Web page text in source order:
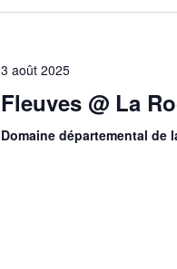
3 août 2025
Fleuves @ La
Domaine départemental de